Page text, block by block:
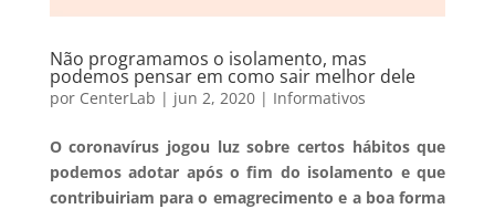
Não programamos o isolamento, mas
podemos pensar em como sair melhor dele
por CenterLab | jun 2, 2020| Informativos
O coronavírus jogou luz sobre certos hábitos que
podemos adotar após o fim do isolamento e que
contribuiriam para o emagrecimento e a boa forma